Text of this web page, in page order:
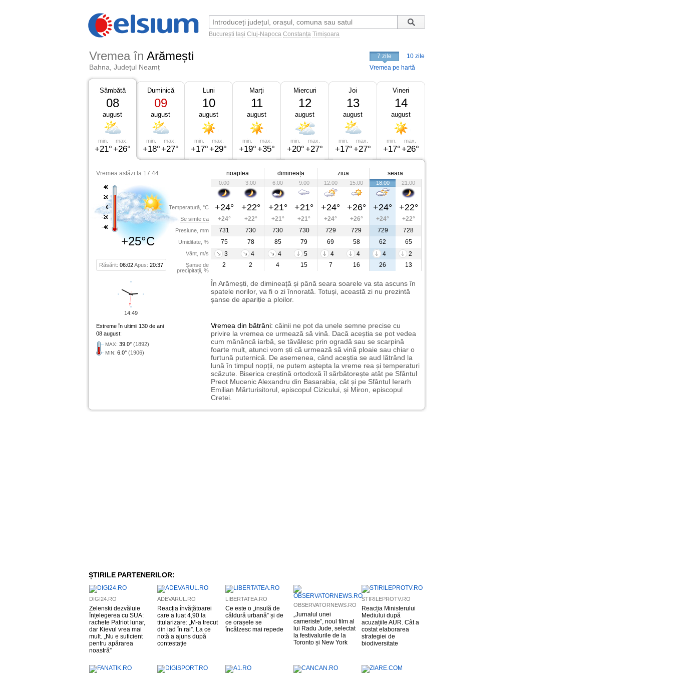
București Iași Cluj-Napoca Constanța Timișoara
Vremea în Arămești
Bahna, Județul Neamț
7 zile
10 zile
Vremea pe hartă
Sâmbătă
08
august
min.
+21°
max.
+26°
Duminică
09
august
min.
+18°
max.
+27°
Luni
10
august
min.
+17°
max.
+29°
Marți
11
august
min.
+19°
max.
+35°
Miercuri
12
august
min.
+20°
max.
+27°
Joi
13
august
min.
+17°
max.
+27°
Vineri
14
august
min.
+17°
max.
+26°
Vremea astăzi la 17:44
+25°C
Răsărit: 06:02Apus: 20:37
Temperatură, °C
Se simte ca
Presiune, mm
Umiditate, %
Vânt, m/s
Șanse de
precipitații, %
noaptea dimineața ziua seara
0:00 3:00 6:00 9:00 12:00 15:00 18:00 21:00
+24° +22° +21° +21° +24° +26° +24° +22°
+24° +22° +21° +21° +24° +26° +24°
+22°
731
730 730 730 729 729 729
728
75
78 85 79 69 58 62
65
3
4 4 5 4 4 4
2
2
2 4 15 7 16 26 13
În Arămești, de dimineață și până seara soarele va sta ascuns în
spatele norilor, va fi o zi înnorată. Totuși, această zi nu prezintă
șanse de apariție a ploilor.
Extreme în ultimii 130 de ani
08 august:
MAX: 39.0° (1892)
MIN: 6.0° (1906)
Vremea din bătrâni: câinii ne pot da unele semne precise cu
privire la vremea ce urmează să vină. Dacă aceștia se pot vedea
cum mănâncă iarbă, se tăvălesc prin ogradă sau se scarpină
foarte mult, atunci vom ști că urmează să vină ploaie sau chiar o
furtună puternică. De asemenea, când aceștia se aud lătrând la
lună în timpul nopții, ne putem aștepta la vreme rea și temperaturi
scăzute. Biserica creștină ortodoxă îl sărbătorește atât pe Sfântul
Preot Mucenic Alexandru din Basarabia, cât și pe Sfântul Ierarh
Emilian Mărturisitorul, episcopul Cizicului, și Miron, episcopul
Cretei.
14:49
ȘTIRILE PARTENERILOR:
DIGI24.RO
Zelenski dezvăluie
înțelegerea cu SUA:
rachete Patriot lunar,
dar Kievul vrea mai
mult. „Nu e suficient
pentru apărarea
noastră”
ADEVARUL.RO
Reacția învățătoarei
care a luat 4,90 la
titularizare: „M-a trecut
din iad în rai”. La ce
notă a ajuns după
contestație
LIBERTATEA.RO
Ce este o „insulă de
căldură urbană” și de
ce orașele se
încălzesc mai repede
OBSERVATORNEWS.RO
„Jurnalul unei
cameriste”, noul film al
lui Radu Jude, selectat
la festivalurile de la
Toronto și New York
STIRILEPROTV.RO
Reacția Ministerului
Mediului după
acuzațiile AUR. Cât a
costat elaborarea
strategiei de
biodiversitate